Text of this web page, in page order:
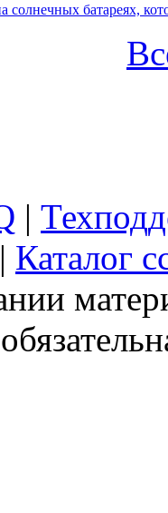
солнечных батареях,
|
| Каталог